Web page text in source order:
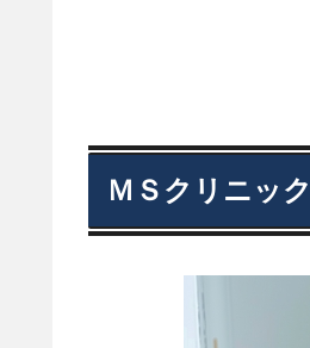
ＭＳクリニッ